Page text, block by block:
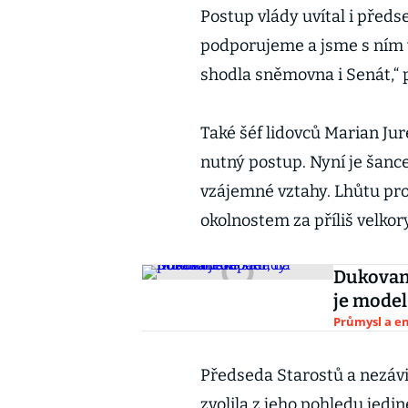
Postup vlády uvítal i
podporujeme a jsme s
shodla sněmovna i
Také šéf lidovců Marian
nutný postup. Nyní je
vzájemné vztahy. Lhůtu
okolnostem za příliš
je
Průmysl a
Předseda Starostů a